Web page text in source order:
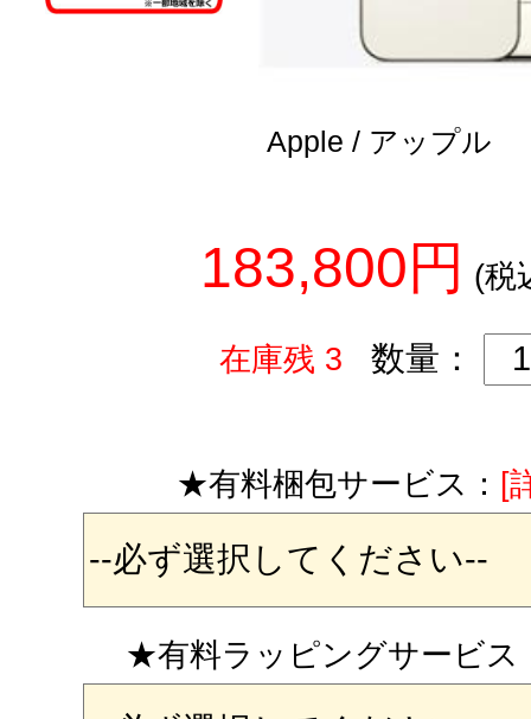
Apple / アップル
183,800円 (税
在庫残 3 数量：
★有料梱包サービス： [
★有料ラッピングサービス